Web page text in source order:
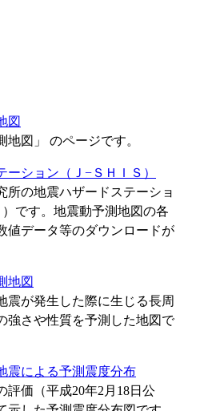
図
地図」 のページです。
ーション（Ｊ−ＳＨＩＳ）
所の地震ハザードステーショ
です。地震動予測地図の各
値データ等のダウンロードが
地図
震が発生した際に生じる長周
強さや性質を予測した地図で
震による予測震度分布
評価（平成20年2月18日公